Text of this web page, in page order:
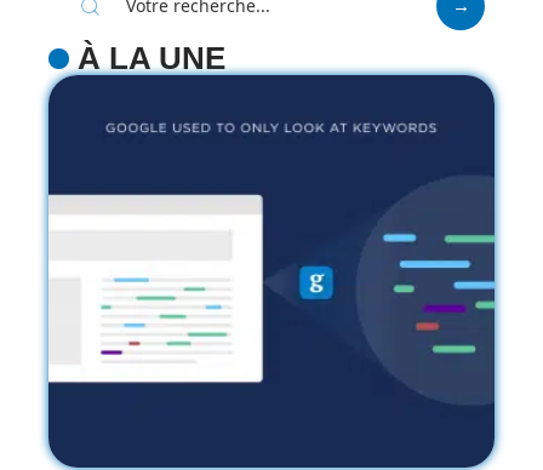
À LA UNE